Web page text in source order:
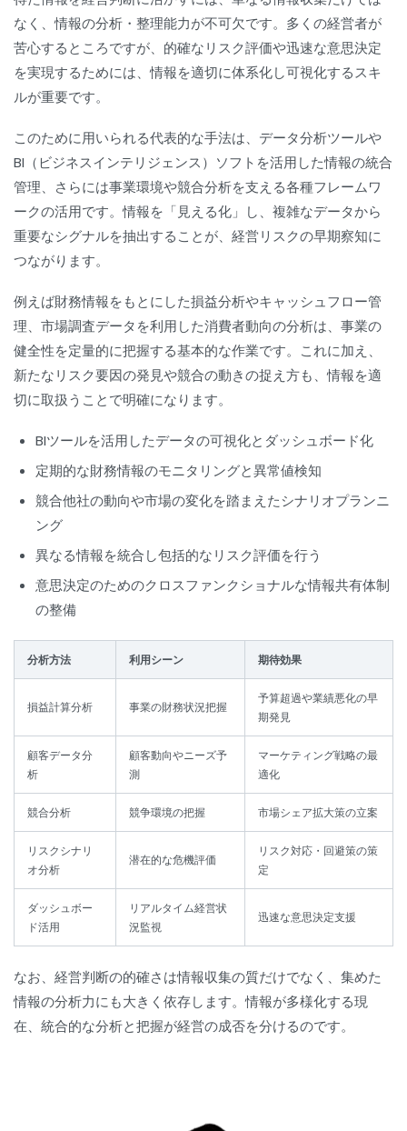
なく、情報の分析・整理能力が不可欠です。多くの経営者が
苦心するところですが、的確なリスク評価や迅速な意思決定
を実現するためには、情報を適切に体系化し可視化するスキ
ルが重要です。
このために用いられる代表的な手法は、データ分析ツールや
BI（ビジネスインテリジェンス）ソフトを活用した情報の統合
管理、さらには事業環境や競合分析を支える各種フレームワ
ークの活用です。情報を「見える化」し、複雑なデータから
重要なシグナルを抽出することが、経営リスクの早期察知に
つながります。
例えば財務情報をもとにした損益分析やキャッシュフロー管
理、市場調査データを利用した消費者動向の分析は、事業の
健全性を定量的に把握する基本的な作業です。これに加え、
新たなリスク要因の発見や競合の動きの捉え方も、情報を適
切に取扱うことで明確になります。
BIツールを活用したデータの可視化とダッシュボード化
定期的な財務情報のモニタリングと異常値検知
競合他社の動向や市場の変化を踏まえたシナリオプランニ
ング
異なる情報を統合し包括的なリスク評価を行う
意思決定のためのクロスファンクショナルな情報共有体制
の整備
分析方法 利用シーン 期待効果
損益計算分析 事業の財務状況把握
予算超過や業績悪化の早
期発見
顧客データ分
析
顧客動向やニーズ予
測
マーケティング戦略の最
適化
競合分析 競争環境の把握 市場シェア拡大策の立案
リスクシナリ
オ分析
潜在的な危機評価
リスク対応・回避策の策
定
ダッシュボー
ド活用
リアルタイム経営状
況監視
迅速な意思決定支援
なお、経営判断の的確さは情報収集の質だけでなく、集めた
情報の分析力にも大きく依存します。情報が多様化する現
在、統合的な分析と把握が経営の成否を分けるのです。